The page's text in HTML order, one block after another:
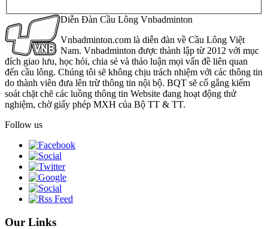
Diễn Đàn Cầu Lông Vnbadminton
Vnbadminton.com là diễn đàn về Cầu Lông Việt
Nam. Vnbadminton được thành lập từ 2012 với mục
đích giao lưu, học hỏi, chia sẻ và thảo luận mọi vấn đề liên quan
đến cầu lông. Chúng tôi sẽ không chịu trách nhiệm với các thông tin
do thành viên đưa lên trừ thông tin nội bộ. BQT sẽ cố gắng kiểm
soát chặt chẽ các luồng thông tin Website đang hoạt động thử
nghiệm, chờ giấy phép MXH của Bộ TT & TT.
Follow us
Our Links